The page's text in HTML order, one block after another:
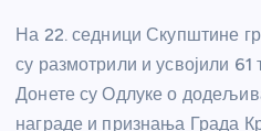
На 22. седници Скупштине
су размотрили и усвојили 61
Донете су Одлуке о
награде и признања Града